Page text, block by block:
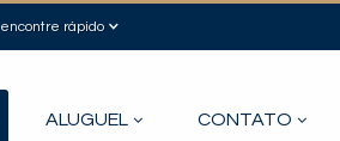
encontre rápido
ALUGUEL CONTATO